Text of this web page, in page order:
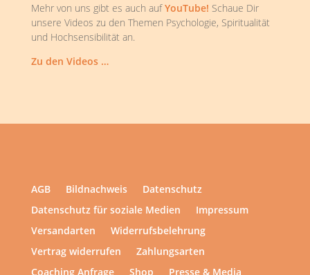
Mehr von uns gibt es auch aufYouTube! Schaue Dir
unsere Videos zu den Themen Psychologie, Spiritualität
und Hochsensibilität an.
Zu den Videos …
AGB Bildnachweis
Datenschutz
Datenschutz für soziale Medien
Impressum
Versandarten
Widerrufsbelehrung
Vertrag widerrufen
Zahlungsarten
Coaching Anfrage
Shop
Presse & Media